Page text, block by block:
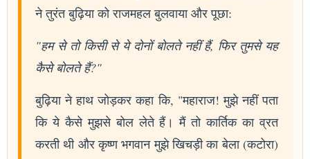
ने तुरंत बुढ़िया को राजमहल बुलवाया और पूछा:
"हम से तो किसी से ये दोनों बोलते नहीं हैं, फिर तुमसे यह
कैसे बोलते हैं?"
बुढ़िया ने हाथ जोड़कर कहा कि, "महाराज! मुझे नहीं पता
कि ये कैसे मुझसे बोल लेते हैं। मैं तो कार्तिक का व्रत
करती थी और कृष्ण भगवान मुझे खिचड़ी का बेला (कटोरा)